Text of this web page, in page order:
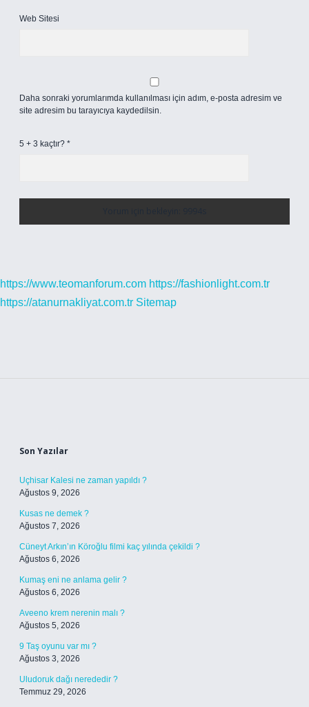
Web Sitesi
Daha sonraki yorumlarımda kullanılması için adım, e-posta adresim ve
site adresim bu tarayıcıya kaydedilsin.
5 + 3 kaçtır? *
https://www.teomanforum.com https://fashionlight.com.tr
https://atanurnakliyat.com.tr Sitemap
Son Yazılar
Uçhisar Kalesi ne zaman yapıldı ?
Ağustos 9, 2026
Kusas ne demek ?
Ağustos 7, 2026
Cüneyt Arkın’ın Köroğlu filmi kaç yılında çekildi ?
Ağustos 6, 2026
Kumaş eni ne anlama gelir ?
Ağustos 6, 2026
Aveeno krem nerenin malı ?
Ağustos 5, 2026
9 Taş oyunu var mı ?
Ağustos 3, 2026
Uludoruk dağı nerededir ?
Temmuz 29, 2026